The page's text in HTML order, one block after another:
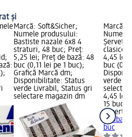
și
Marcă: Soft&Sicher;
Numele produsului:
Bastiste nazale 6x8 4
straturi, 48 buc; Preț:
5,25 lei; Preț de bază: 48
buc (0,11 lei pe 1 buc);
Grafică Marcă dm;
Disponibilitate: Status
verde Livrabil, Status gri
selectare magazin dm
Marcă:
Numele
clasice,
4,45 lei;
buc
verde
4,45 lei
15 buc
Expert
buc